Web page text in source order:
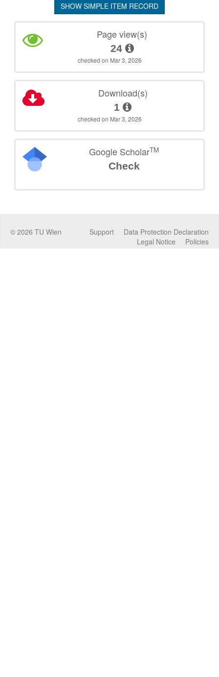
SHOW SIMPLE ITEM RECORD
Page view(s)
24
checked on Mar 3, 2026
Download(s)
1
checked on Mar 3, 2026
Google ScholarTM
Check
© 2026 TU Wien Data Protection Declaration
Support
Policies
Legal Notice